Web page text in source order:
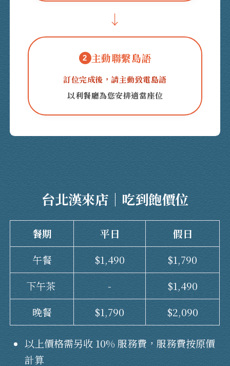
↓
2 主動聯繫島語
訂位完成後，請主動致電島語
以利餐廳為您安排適當座位
台北漢來店｜吃到飽價位
餐期 平日
假日
午餐
$1,490
$1,790
下午茶
-
$1,490
晚餐
$1,790 $2,090
以上價格需另收 10% 服務費，服務費按原價
計算